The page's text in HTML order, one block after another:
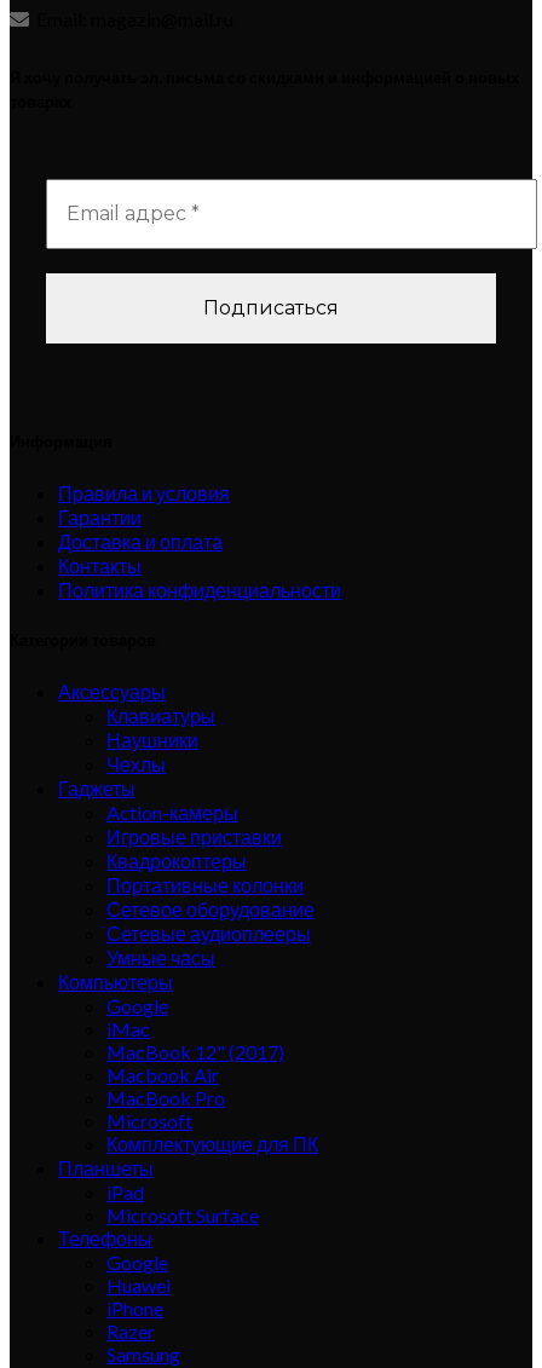
Правила и условия
Гарантии
Доставка и оплата
Контакты
Политика конфиденциальности
Аксессуары
Клавиатуры
Наушники
Чехлы
Гаджеты
Action-камеры
Игровые приставки
Квадрокоптеры
Портативные колонки
Сетевое оборудование
Сетевые аудиоплееры
Умные часы
Компьютеры
Google
iMac
MacBook 12" (2017)
Macbook Air
MacBook Pro
Microsoft
Комплектующие для ПК
Планшеты
iPad
Microsoft Surface
Телефоны
Google
Huawei
iPhone
Razer
Samsung